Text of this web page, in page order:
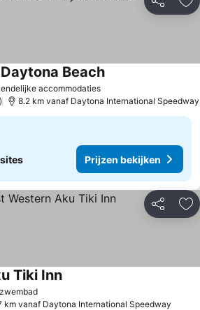
Delen
accommodatiesPrijzen bekijken
BeachPrijzen bekijken
8.2 km vanaf Daytona International Speedway
Prijzen bekijken
Delen
Prijzen bekijken
Tiki InnPrijzen bekijken
km vanaf Daytona International Speedway